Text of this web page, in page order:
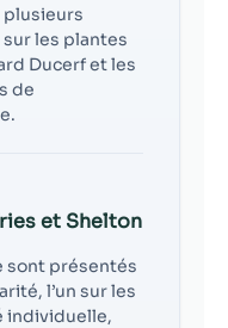
plusieurs
les plantes
Ducerf et les
de
et Shelton
sont présentés
l’un sur les
individuelle,